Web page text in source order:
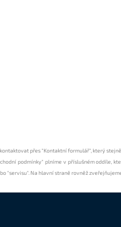
přes"Kontaktní formulář" , který
podmínky" plníme v příslušném oddíle,
"servisu" . Na hlavní straně rovněž